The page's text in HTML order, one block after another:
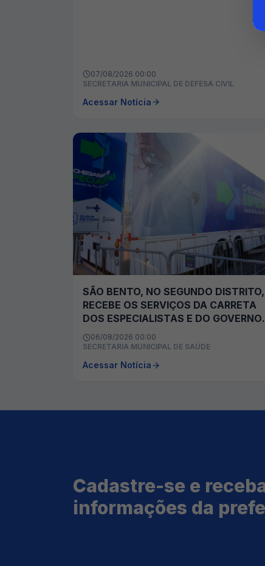
07/08/2026 00:00
SECRETARIA MUNICIPAL DE DEFESA CIVIL
Acessar Notícia
SÃO BENTO, NO SEGUNDO DISTRITO,
RECEBE OS SERVIÇOS DA CARRETA
DOS ESPECIALISTAS E DO GOVERNO
NOS BAIRROS
06/08/2026 00:00
SECRETARIA MUNICIPAL DE SAÚDE
Acessar Notícia
Cadastre-se e
informações da